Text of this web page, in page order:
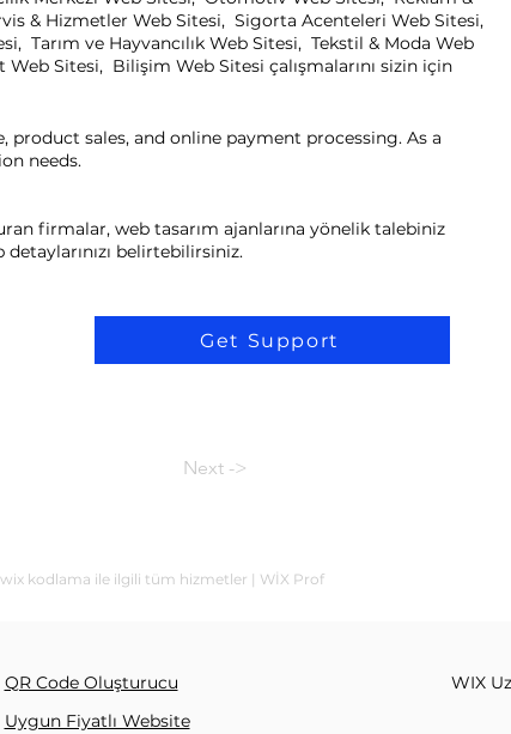
& Hizmetler Web Sitesi, Sigorta Acenteleri Web Sitesi,
Tarım ve Hayvancılık Web Sitesi, Tekstil & Moda Web
Sitesi, Bilişim Web Sitesi çalışmalarını sizin için
sales, and online payment processing. As a
needs.
firmalar, web tasarım ajanlarına yönelik talebiniz
belirtebilirsiniz.
Get Support
Next ->
kodlama ile ilgili tüm hizmetler | WİX Prof
QR Code Oluşturucu
Uygun Fiyatlı Website
WIX